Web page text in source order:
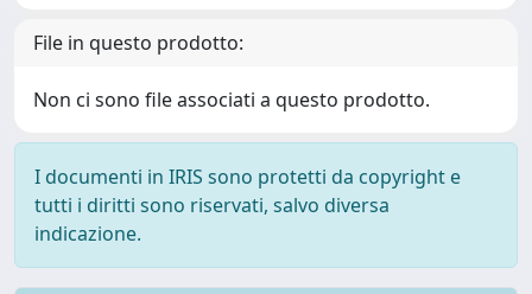
File in questo prodotto:
Non ci sono file associati a questo prodotto.
I documenti in IRIS sono protetti da copyright e
tutti i diritti sono riservati, salvo diversa
indicazione.